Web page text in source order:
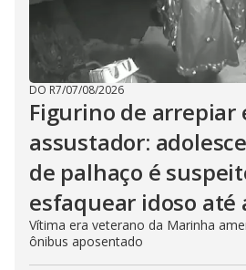
DO R7/07/08/2026
Figurino de arrepiar
assustador:
de palhaço é
esfaquear idoso até
Vítima era veterano da Marinha
ônibus aposentado